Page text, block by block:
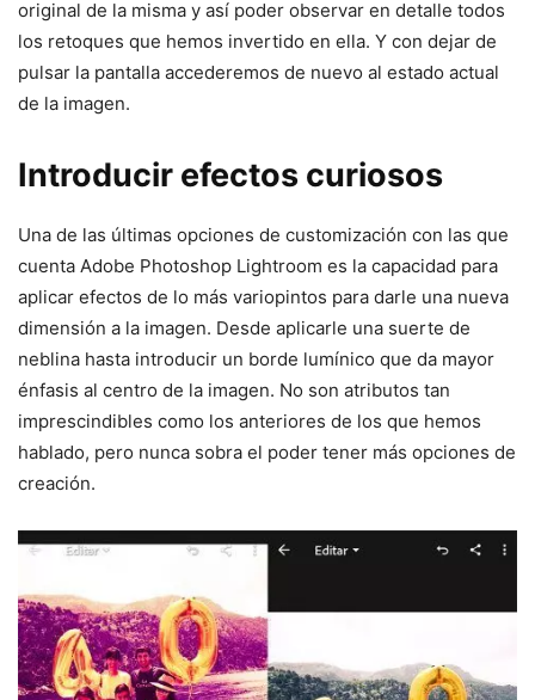
original de la misma y así poder observar en detalle todos
los retoques que hemos invertido en ella. Y con dejar de
pulsar la pantalla accederemos de nuevo al estado actual
de la imagen.
Introducir efectos curiosos
Una de las últimas opciones de customización con las que
cuenta Adobe Photoshop Lightroom es la capacidad para
aplicar efectos de lo más variopintos para darle una nueva
dimensión a la imagen. Desde aplicarle una suerte de
neblina hasta introducir un borde lumínico que da mayor
énfasis al centro de la imagen. No son atributos tan
imprescindibles como los anteriores de los que hemos
hablado, pero nunca sobra el poder tener más opciones de
creación.